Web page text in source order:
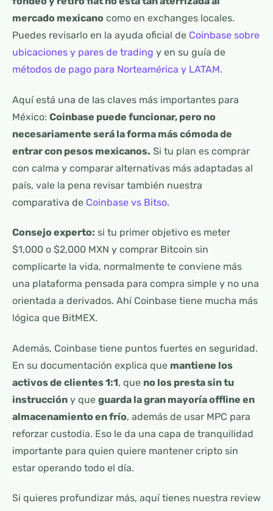
mercado mexicano como en exchanges locales.
Puedes revisarlo en la ayuda oficial de Coinbase sobre
ubicaciones y pares de trading y en su guía de
métodos de pago para Norteamérica y LATAM.
Aquí está una de las claves más importantes para
México: Coinbase puede funcionar, pero no
necesariamente será la forma más cómoda de
entrar con pesos mexicanos. Si tu plan es comprar
con calma y comparar alternativas más adaptadas al
país, vale la pena revisar también nuestra
comparativa de Coinbase vs Bitso.
Consejo experto: si tu primer objetivo es meter
$1,000 o $2,000 MXN y comprar Bitcoin sin
complicarte la vida, normalmente te conviene más
una plataforma pensada para compra simple y no una
orientada a derivados. Ahí Coinbase tiene mucha más
lógica que BitMEX.
Además, Coinbase tiene puntos fuertes en seguridad.
En su documentación explica que mantiene los
activos de clientes 1:1, que no los presta sin tu
instrucción y que guarda la gran mayoría offline en
almacenamiento en frío, además de usar MPC para
reforzar custodia. Eso le da una capa de tranquilidad
importante para quien quiere mantener cripto sin
estar operando todo el día.
Si quieres profundizar más, aquí tienes nuestra review